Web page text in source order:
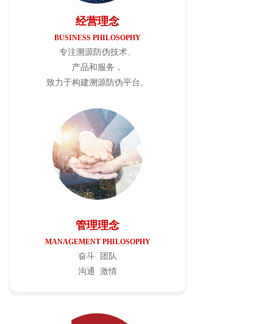
经营理念
BUSINESS PHILOSOPHY
专注溯源防伪技术、
产品和服务，
致力于构建溯源防伪平台。
管理理念
MANAGEMENT PHILOSOPHY
奋斗
团队
沟通 激情